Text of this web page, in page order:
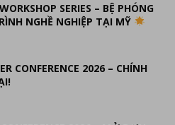
SERIES – BỆ PHÓNG
NGHỀ NGHIỆP TẠI MỸ
CONFERENCE 2026 – CHÍNH